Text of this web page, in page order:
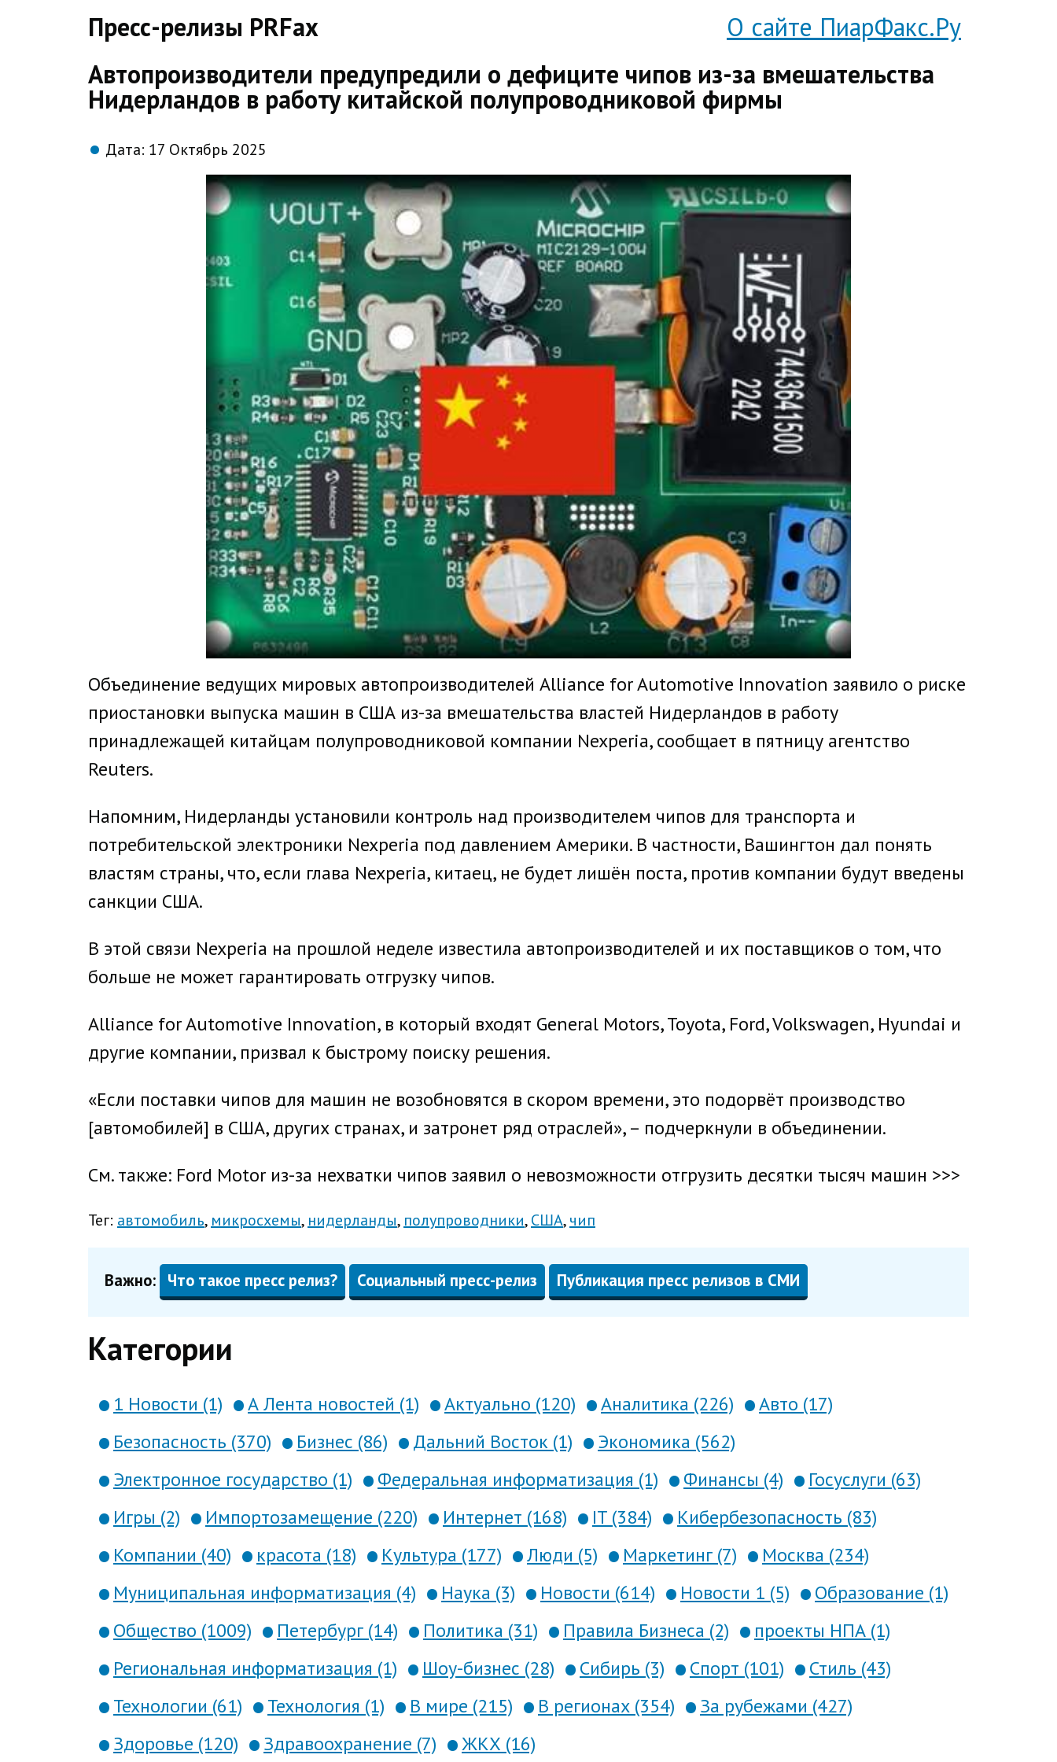
Пресс-релизы PRFax
О сайте ПиарФакс.Ру
Автопроизводители предупредили о дефиците чипов из-за вмешательства
Нидерландов в работу китайской полупроводниковой фирмы
Дата: 17 Октябрь 2025
Объединение ведущих мировых автопроизводителей Alliance for Automotive Innovation заявило о риске
приостановки выпуска машин в США из-за вмешательства властей Нидерландов в работу
принадлежащей китайцам полупроводниковой компании Nexperia, сообщает в пятницу агентство
Reuters.
Напомним, Нидерланды установили контроль над производителем чипов для транспорта и
потребительской электроники Nexperia под давлением Америки. В частности, Вашингтон дал понять
властям страны, что, если глава Nexperia, китаец, не будет лишён поста, против компании будут введены
санкции США.
В этой связи Nexperia на прошлой неделе известила автопроизводителей и их поставщиков о том, что
больше не может гарантировать отгрузку чипов.
Alliance for Automotive Innovation, в который входят General Motors, Toyota, Ford, Volkswagen, Hyundai и
другие компании, призвал к быстрому поиску решения.
«Если поставки чипов для машин не возобновятся в скором времени, это подорвёт производство
[автомобилей] в США, других странах, и затронет ряд отраслей», – подчеркнули в объединении.
См. также: Ford Motor из-за нехватки чипов заявил о невозможности отгрузить десятки тысяч машин >>>
Тег: автомобиль микросхемы нидерланды полупроводники США чип
Важно: Что такое пресс релиз? Социальный пресс-релиз Публикация пресс релизов в СМИ
Категории
1 Новости (1) А Лента новостей (1) Актуально (120) Аналитика (226)
Авто (17)
Безопасность (370)
Бизнес (86) Дальний Восток (1)
Экономика (562)
Электронное государство (1)
Федеральная информатизация (1) Финансы (4)
Госуслуги (63)
Игры (2)
Импортозамещение (220) Интернет (168) IT (384)
Кибербезопасность (83)
Компании (40)
красота (18) Культура (177) Люди (5) Маркетинг (7)
Москва (234)
Муниципальная информатизация (4)
Наука (3) Новости (614) Новости 1 (5)
Образование (1)
Общество (1009)
Петербург (14) Политика (31) Правила Бизнеса (2)
проекты НПА (1)
Региональная информатизация (1)
Шоу-бизнес (28) Сибирь (3) Спорт (101)
Стиль (43)
Технологии (61)
Технология (1) В мире (215) В регионах (354)
За рубежами (427)
Здоровье (120)
Здравоохранение (7) ЖКХ (16)